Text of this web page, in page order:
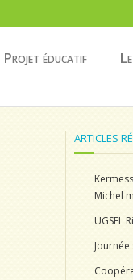
Projet éducatif
ARTICLES
Michel
UGSEL